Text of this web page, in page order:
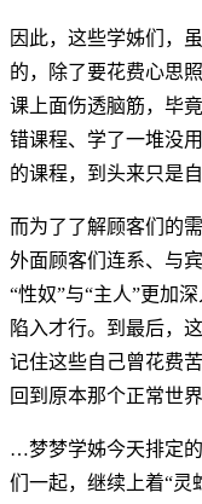
因此，这些学姊们，
的，除了要花费心思
课上面伤透脑筋，毕
错课程、学了一堆没
的课程，到头来只是自
而为了了解顾客们的
外面顾客们连系、与
“性奴”与“主人”更加
陷入才行。到最后，
记住这些自己曾花费
回到原本那个正常世界
…梦梦学姊今天排定
们一起，继续上着“灵